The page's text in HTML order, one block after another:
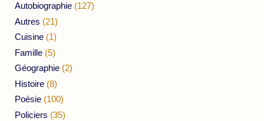
Autobiographie (127)
Autres (21)
Cuisine (1)
Famille (5)
Géographie (2)
Histoire (8)
Poésie (100)
Policiers (35)